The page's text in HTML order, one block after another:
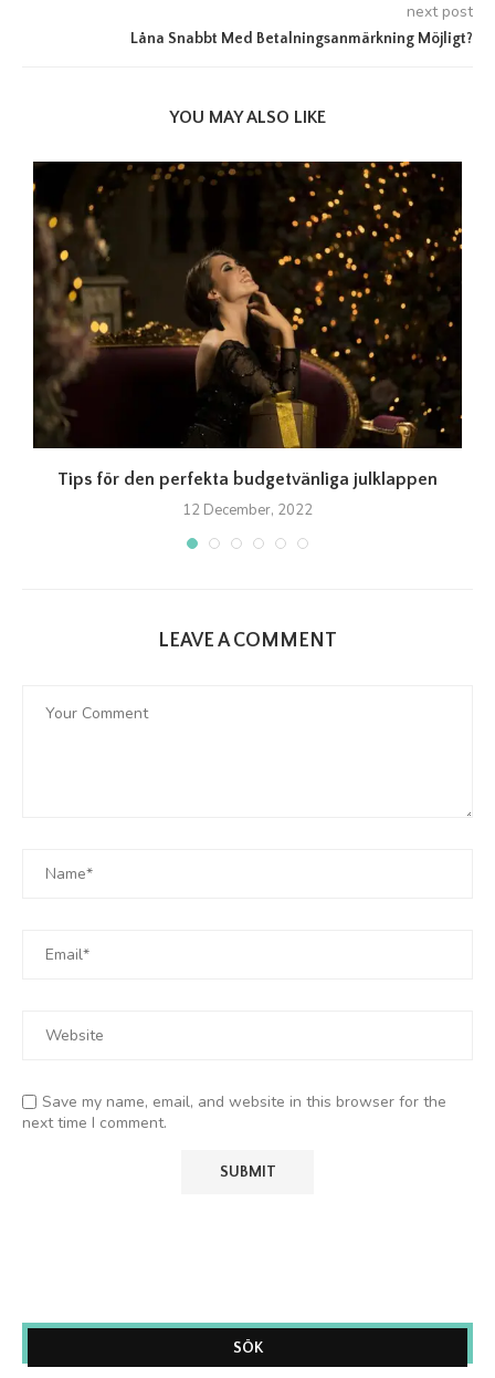
next post
Låna Snabbt Med Betalningsanmärkning Möjligt?
YOU MAY ALSO LIKE
Tips för den perfekta budgetvänliga julklappen
12 December, 2022
LEAVE A COMMENT
Save my name, email, and website in this browser for the
next time I comment.
SÖK